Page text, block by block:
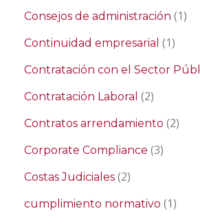
Consejos de administración (1)
Continuidad empresarial (1)
Contratación con el Sector
Contratación Laboral (2)
Contratos arrendamiento (2)
Corporate Compliance (3)
Costas Judiciales (2)
cumplimiento normativo (1)